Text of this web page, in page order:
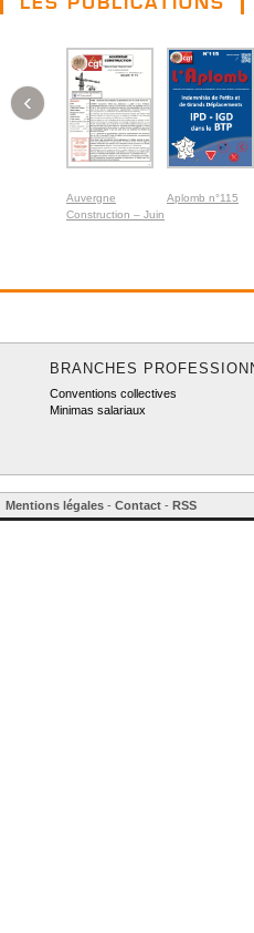
Auvergne
Construction – Juin
Aplomb n°115
‹
BRANCHES
Conventions collectives
Minimas salariaux
Mentions légales - Contact - RSS